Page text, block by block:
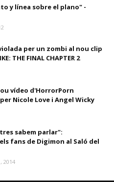
y línea sobre el plano" -
per un zombi al nou clip
THE FINAL CHAPTER 2
vídeo d'HorrorPorn
Nicole Love i Angel Wicky
sabem parlar":
fans de Digimon al Saló del
2014